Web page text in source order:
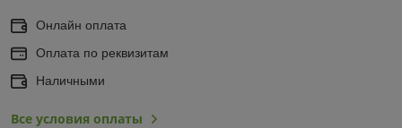
Онлайн оплата
Оплата по реквизитам
Наличными
Все условия оплаты